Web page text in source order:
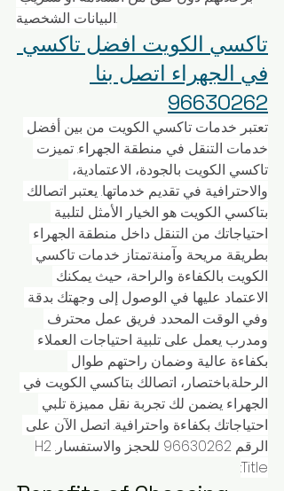
البيانات الشخصية.
تاكسي الكويت افضل تاكسي
في الجهراء اتصل بنا
96630262
تعتبر خدمات تاكسي الكويت من بين أفضل
خدمات التنقل في منطقة الجهراء. تميزت
تاكسي الكويت بالجودة، الاعتمادية،
والاحترافية في تقديم خدماتها. يعتبر اتصالك
بتاكسي الكويت هو الخيار الأمثل لتلبية
احتياجاتك من التنقل داخل منطقة الجهراء
بطريقة مريحة وآمنة.تمتاز خدمات تاكسي
الكويت بالكفاءة والراحة، حيث يمكنك
الاعتماد عليها في الوصول إلى وجهتك بدقة
وفي الوقت المحدد. فريق عمل محترف
ومدرب يعمل على تلبية احتياجات العملاء
بكفاءة عالية وضمان راحتهم طوال
الرحلة.باختصار، اتصالك بتاكسي الكويت في
الجهراء يضمن لك تجربة نقل مميزة تلبي
احتياجاتك بكفاءة واحترافية. اتصل الآن على
الرقم 96630262 للحجز والاستفسار.H2
Title: